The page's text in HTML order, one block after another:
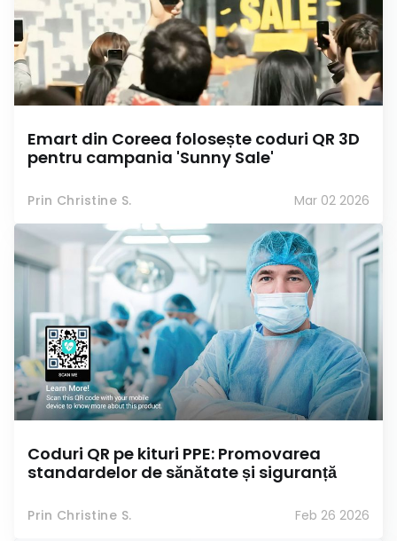
Emart din Coreea folosește coduri QR 3D
pentru campania 'Sunny Sale'
Prin Christine S. Mar 02 2026
Coduri QR pe kituri PPE: Promovarea
standardelor de sănătate și siguranță
Prin Christine S. Feb 26 2026